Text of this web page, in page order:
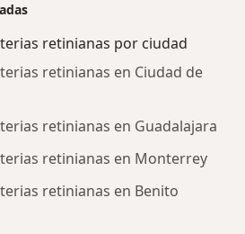
retinianas por ciudad
retinianas en Ciudad de
retinianas en Guadalajara
retinianas en Monterrey
retinianas en Benito